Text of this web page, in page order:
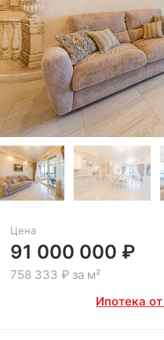
Цена
91 000 000 ₽
758 333 ₽ за м²
Ипотека